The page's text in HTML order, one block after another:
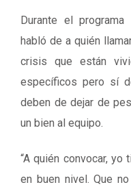
Durante el programa
habló de a quién
crisis que están
específicos pero sí
deben de dejar de
un bien al equipo.
“A quién convocar,
en buen nivel. Que